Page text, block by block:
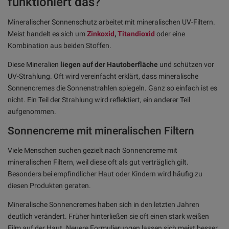
Mineralischer Sonnenschutz arbeitet mit mineralischen UV-Filtern.
Meist handelt es sich umZinkoxid,Titandioxid oder eine
Kombination aus beiden Stoffen.
Diese Mineralien liegen auf der Hautoberfläche und schützen vor
UV-Strahlung. Oft wird vereinfacht erklärt, dass mineralische
Sonnencremes die Sonnenstrahlen spiegeln. Ganz so einfach ist es
nicht. Ein Teil der Strahlung wird reflektiert, ein anderer Teil
aufgenommen.
Sonnencreme mit mineralischen Filtern
Viele Menschen suchen gezielt nach Sonnencreme mit
mineralischen Filtern, weil diese oft als gut verträglich gilt.
Besonders bei empfindlicher Haut oder Kindern wird häufig zu
diesen Produkten geraten.
Mineralische Sonnencremes haben sich in den letzten Jahren
deutlich verändert. Früher hinterließen sie oft einen stark weißen